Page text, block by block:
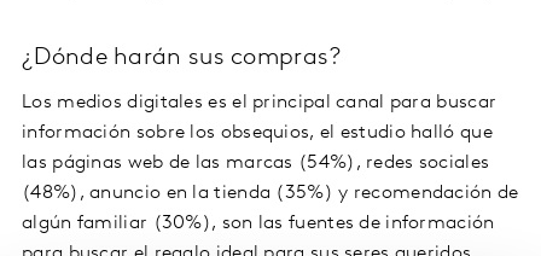
¿Dónde harán sus compras?
Los medios digitales es el principal canal para buscar
información sobre los obsequios, el estudio halló que
las páginas web de las marcas (54%), redes sociales
(48%), anuncio en la tienda (35%) y recomendación de
algún familiar (30%), son las fuentes de información